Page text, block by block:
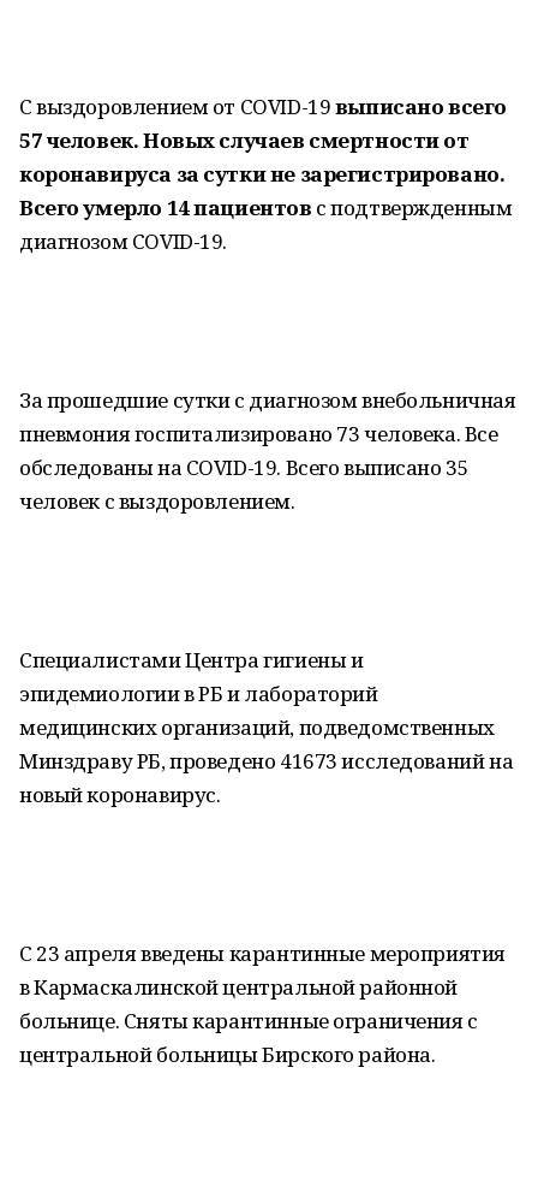
С выздоровлением от COVID-19выписано всего
57 человек. Новых случаев смертности от
коронавируса за сутки не зарегистрировано.
Всего умерло 14 пациентов с подтвержденным
диагнозом COVID-19.
За прошедшие сутки с диагнозом внебольничная
пневмония госпитализировано 73 человека. Все
обследованы на COVID-19. Всего выписано 35
человек с выздоровлением.
Специалистами Центра гигиены и
эпидемиологии в РБ и лабораторий
медицинских организаций, подведомственных
Минздраву РБ, проведено 41673 исследований на
новый коронавирус.
С 23 апреля введены карантинные мероприятия
в Кармаскалинской центральной районной
больнице. Сняты карантинные ограничения с
центральной больницы Бирского района.